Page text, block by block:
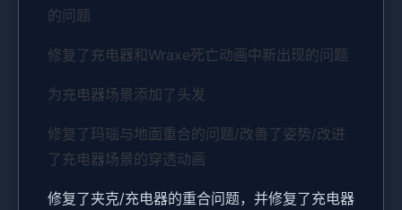
的问题
修复了充电器和Wraxe死亡动画中新出现的问题
为充电器场景添加了头发
修复了玛瑙与地面重合的问题/改善了姿势/改进
了充电器场景的穿透动画
修复了夹克/充电器的重合问题，并修复了充电器